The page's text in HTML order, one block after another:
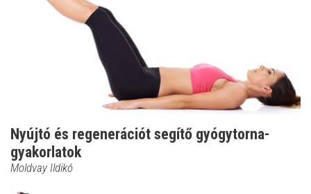
Nyújtó és regenerációt segítő gyógytorna-
gyakorlatok
Moldvay Ildikó